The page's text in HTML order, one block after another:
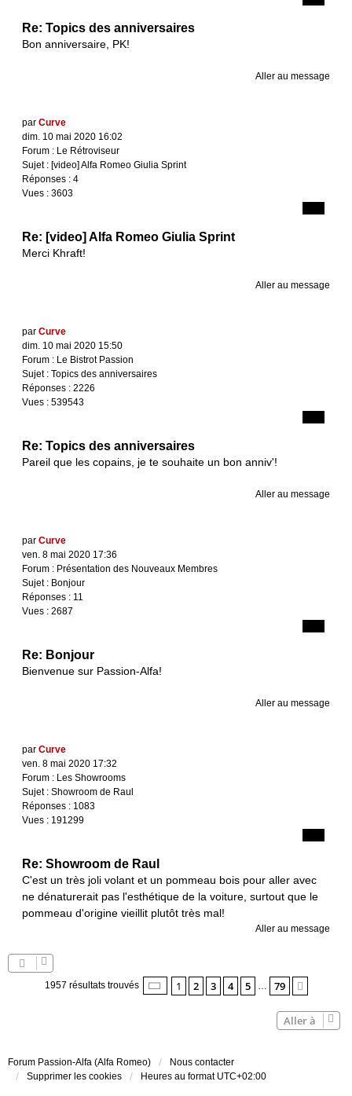
Re: Topics des anniversaires
Bon anniversaire, PK!
Aller au message
par Curve
dim. 10 mai 2020 16:02
Forum : Le Rétroviseur
Sujet : [video] Alfa Romeo Giulia Sprint
Réponses : 4
Vues : 3603
Re: [video] Alfa Romeo Giulia Sprint
Merci Khraft!
Aller au message
par Curve
dim. 10 mai 2020 15:50
Forum : Le Bistrot Passion
Sujet : Topics des anniversaires
Réponses : 2226
Vues : 539543
Re: Topics des anniversaires
Pareil que les copains, je te souhaite un bon anniv'!
Aller au message
par Curve
ven. 8 mai 2020 17:36
Forum : Présentation des Nouveaux Membres
Sujet : Bonjour
Réponses : 11
Vues : 2687
Re: Bonjour
Bienvenue sur Passion-Alfa!
Aller au message
par Curve
ven. 8 mai 2020 17:32
Forum : Les Showrooms
Sujet : Showroom de Raul
Réponses : 1083
Vues : 191299
Re: Showroom de Raul
C'est un très joli volant et un pommeau bois pour aller avec
ne dénaturerait pas l'esthétique de la voiture, surtout que le
pommeau d'origine vieillit plutôt très mal!
Aller au message
1957 résultats trouvés Page 1sur79
1 2 3 4 5 … 79
Aller à
Forum Passion-Alfa (Alfa Romeo)
Nous contacter
Supprimer les cookies
Heures au format UTC+02:00